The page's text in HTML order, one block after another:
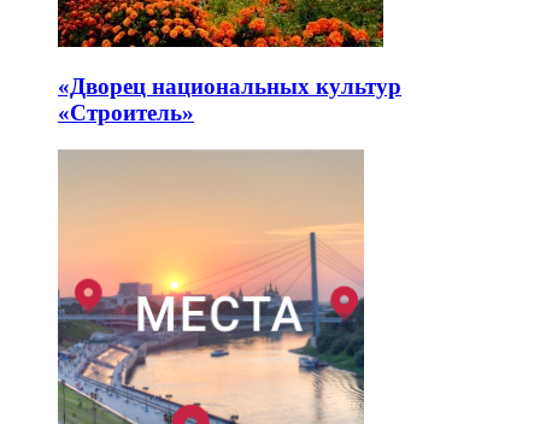
«Дворец национальных культур
«Строитель»